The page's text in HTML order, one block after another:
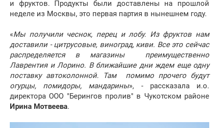
и фруктов. Продукты были доставлены на прошлой
неделе из Москвы, это первая партия в нынешнем году.
«Мы получили чеснок, перец и лобу. Из фруктов нам
доставили - цитрусовые, виноград, киви. Все это сейчас
распределяется в магазины преимущественно
Лаврентия и Лорино. В ближайшие дни ждем еще одну
поставку автоколонной. Там помимо прочего будут
огурцы, помидоры, мандарины», - рассказала и.о.
директора ООО "Берингов пролив" в Чукотском районе
Ирина Мотвеева.